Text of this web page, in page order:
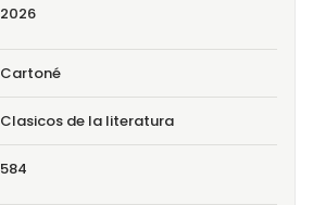
2026
Cartoné
Clasicos de la literatura
584